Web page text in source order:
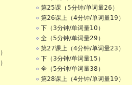
第25课（5分钟/单词量26）
第26课上（4分钟/单词量19）
下（3分钟/单词量10）
全（5分钟/单词量29）
第27课上（4分钟/单词量23）
下（3分钟/单词量15）
全（5分钟/单词量38）
第28课上（4分钟/单词量19）